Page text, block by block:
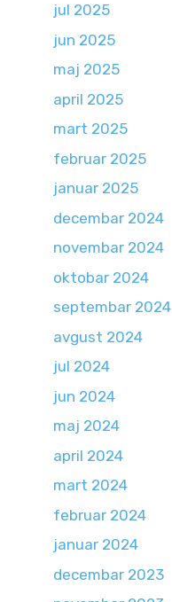
jul 2025
jun 2025
maj 2025
april 2025
mart 2025
februar 2025
januar 2025
decembar 2024
novembar 2024
oktobar 2024
septembar 2024
avgust 2024
jul 2024
jun 2024
maj 2024
april 2024
mart 2024
februar 2024
januar 2024
decembar 2023